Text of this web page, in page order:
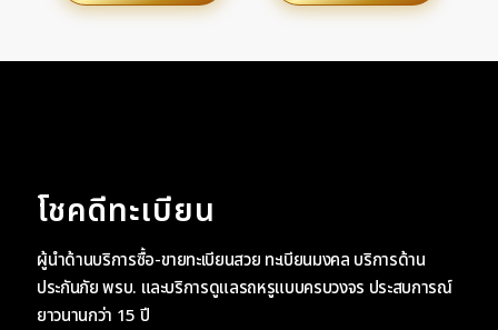
โชคดีทะเบียน
ผู้นำด้านบริการซื้อ-ขายทะเบียนสวย ทะเบียนมงคล บริการด้าน
ประกันภัย พรบ. และบริการดูแลรถหรูแบบครบวงจร ประสบการณ์
ยาวนานกว่า 15 ปี